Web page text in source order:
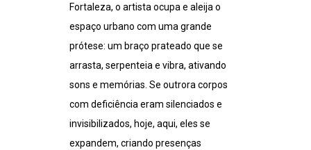
Fortaleza, o artista ocupa e aleija o
espaço urbano com uma grande
prótese: um braço prateado que se
arrasta, serpenteia e vibra, ativando
sons e memórias. Se outrora corpos
com deficiência eram silenciados e
invisibilizados, hoje, aqui, eles se
expandem, criando presenças